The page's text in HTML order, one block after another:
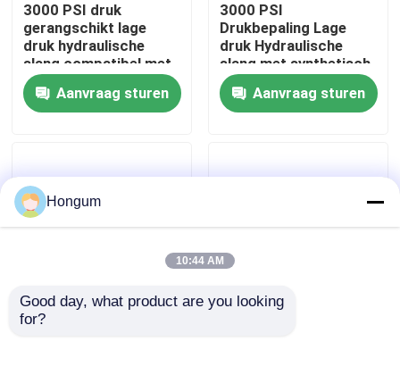
fabriekstour
Kwaliteitscontrole
Gevallen
Rubberdiafragmaverbindingen
3000 PSI druk
gerangschikt lage
druk hydraulische
slang compatibel met
crimp fittings
Aanvraag sturen
3000 PSI
Drukbepaling Lage
druk Hydraulische
slang met synthetisch
rubber binnenste buis
Aanvraag sturen
Slangen van
Hongum
10:44 AM
Good day, what product are you looking
for?